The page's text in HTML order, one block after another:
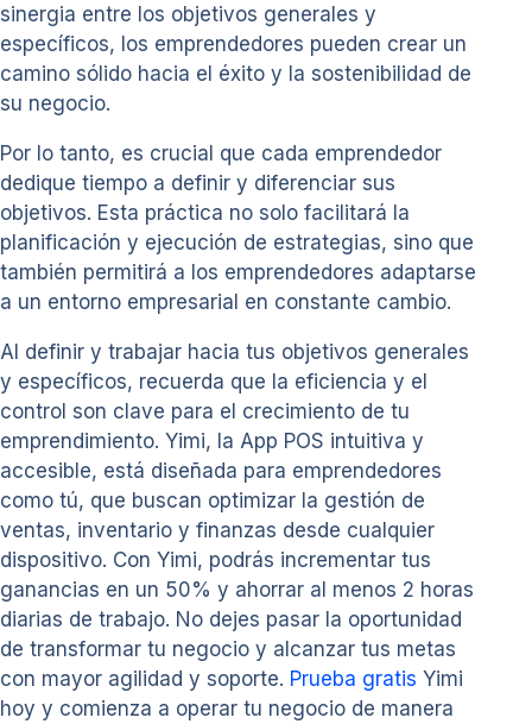
sinergia entre los objetivos generales y
específicos, los emprendedores pueden crear un
camino sólido hacia el éxito y la sostenibilidad de
su negocio.
Por lo tanto, es crucial que cada emprendedor
dedique tiempo a definir y diferenciar sus
objetivos. Esta práctica no solo facilitará la
planificación y ejecución de estrategias, sino que
también permitirá a los emprendedores adaptarse
a un entorno empresarial en constante cambio.
Al definir y trabajar hacia tus objetivos generales
y específicos, recuerda que la eficiencia y el
control son clave para el crecimiento de tu
emprendimiento. Yimi, la App POS intuitiva y
accesible, está diseñada para emprendedores
como tú, que buscan optimizar la gestión de
ventas, inventario y finanzas desde cualquier
dispositivo. Con Yimi, podrás incrementar tus
ganancias en un 50% y ahorrar al menos 2 horas
diarias de trabajo. No dejes pasar la oportunidad
de transformar tu negocio y alcanzar tus metas
con mayor agilidad y soporte. Prueba gratis Yimi
hoy y comienza a operar tu negocio de manera